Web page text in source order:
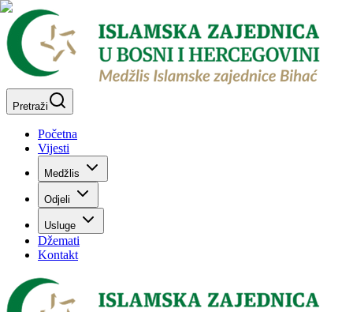
Pretraži
Početna
Vijesti
Medžlis
Odjeli
Usluge
Džemati
Kontakt